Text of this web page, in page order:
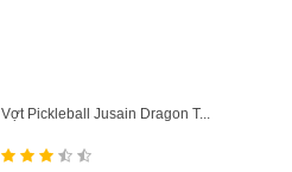
Vợt Pickleball Jusain Dragon T...